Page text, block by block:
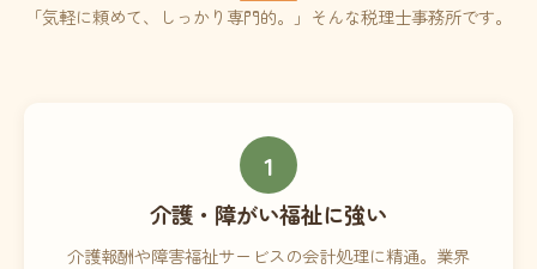
「気軽に頼めて、しっかり専門的。」そんな税理士事務所です。
1
介護・障がい福祉に強い
介護報酬や障害福祉サービスの会計処理に精通。業界